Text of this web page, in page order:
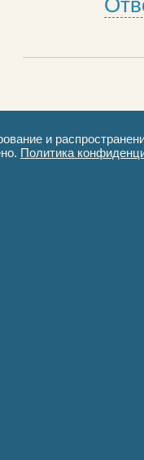
и
Политика